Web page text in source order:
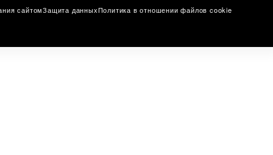
сайтомЗащита данныхПолитика в отношении файлов cookie